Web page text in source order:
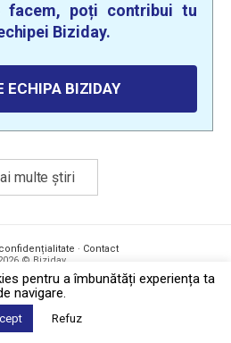
facem, poți contribui tu
Biziday.
ECHIPA BIZIDAY
multe știri
· Contact
© Biziday
pentru a îmbunătăți experiența ta
navigare.
Refuz